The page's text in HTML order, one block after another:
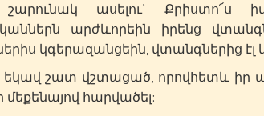
շարունակ ասելու` Քրիստո՜ս
արժևորեին իրենց
կգերազանցեին, վտանգներից էլ
եկավ շատ վշտացած, որովհետև իր
մեքենայով հարվածել: